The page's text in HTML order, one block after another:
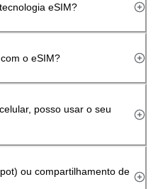
eSIM?
o eSIM?
posso usar o seu
ou compartilhamento de